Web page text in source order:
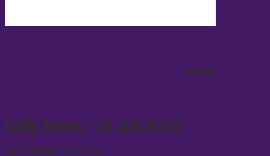
Hörbuch
Daily News - 31. Juli 2025
Geschrieben von Odia